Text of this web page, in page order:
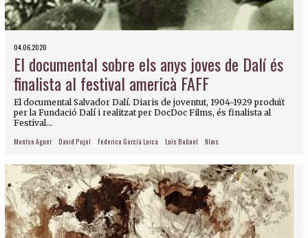
04.06.2020
El documental sobre els anys joves de Dalí és
finalista al festival americà FAFF
El documental Salvador Dalí. Diaris de joventut, 1904-1929 produït
per la Fundació Dalí i realitzat per DocDoc Films, és finalista al
Festival...
Montse Aguer David Pujol Federico García Lorca Luis Buñuel films